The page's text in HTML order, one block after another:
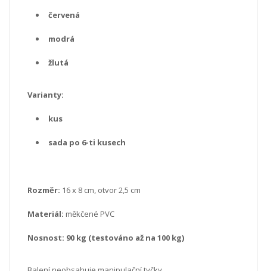
červená
modrá
žlutá
Varianty:
kus
sada po 6-ti kusech
Rozměr: 16 x 8 cm, otvor 2,5 cm
Materiál: měkčené PVC
Nosnost: 90 kg (testováno až na 100 kg)